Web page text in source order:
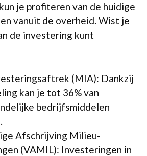
je profiteren van de huidige
vanuit de overheid. Wist je
de investering kunt
(MIA): Dankzij
kan je tot 36% van
bedrijfsmiddelen
Afschrijving Milieu-
(VAMIL): Investeringen in